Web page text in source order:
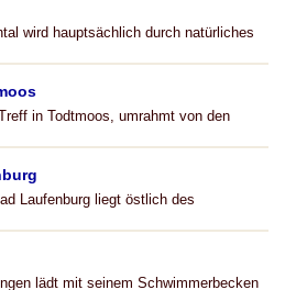
wird hauptsächlich durch natürliches
in Todtmoos, umrahmt von den
Laufenburg liegt östlich des
lädt mit seinem Schwimmerbecken